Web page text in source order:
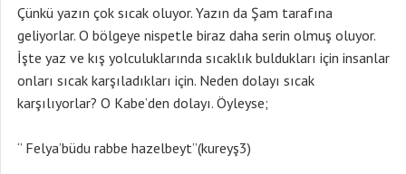
Çünkü yazın çok sıcak oluyor. Yazın da Şam tarafına
geliyorlar. O bölgeye nispetle biraz daha serin olmuş oluyor.
İşte yaz ve kış yolculuklarında sıcaklık buldukları için insanlar
onları sıcak karşıladıkları için. Neden dolayı sıcak
karşılıyorlar? O Kabe’den dolayı. Öyleyse;
‘’ Felya’büdu rabbe hazelbeyt’’(kureyş3)